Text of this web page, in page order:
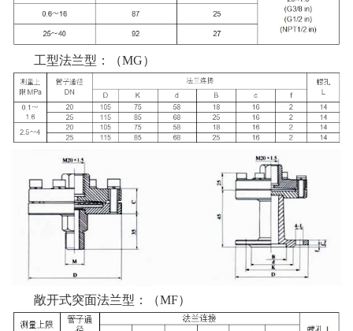
工型法兰型：（MG）
敞开式突面法兰型：（MF）